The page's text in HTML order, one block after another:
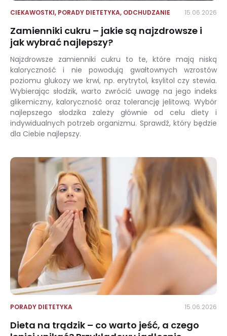
CIEKAWOSTKI, PORADY DIETETYKA, ODCHUDZANIE 15.06.2026
Zamienniki cukru – jakie są najzdrowsze i
jak wybrać najlepszy?
Najzdrowsze zamienniki cukru to te, które mają niską
kaloryczność i nie powodują gwałtownych wzrostów
poziomu glukozy we krwi, np. erytrytol, ksylitol czy stewia.
Wybierając słodzik, warto zwrócić uwagę na jego indeks
glikemiczny, kaloryczność oraz tolerancję jelitową. Wybór
najlepszego słodzika zależy głównie od celu diety i
indywidualnych potrzeb organizmu. Sprawdź, który będzie
dla Ciebie najlepszy.
PORADY DIETETYKA 15.06.2026
Dieta na trądzik – co warto jeść, a czego